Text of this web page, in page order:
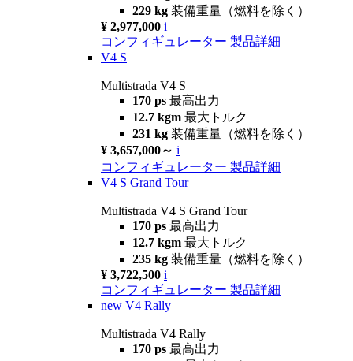
229 kg 装備重量（燃料を除く）
¥ 2,977,000 i
コンフィギュレーター 製品詳細
V4 S
Multistrada V4 S
170 ps 最高出力
12.7 kgm 最大トルク
231 kg 装備重量（燃料を除く）
¥ 3,657,000～ i
コンフィギュレーター 製品詳細
V4 S Grand Tour
Multistrada V4 S Grand Tour
170 ps 最高出力
12.7 kgm 最大トルク
235 kg 装備重量（燃料を除く）
¥ 3,722,500 i
コンフィギュレーター 製品詳細
new V4 Rally
Multistrada V4 Rally
170 ps 最高出力